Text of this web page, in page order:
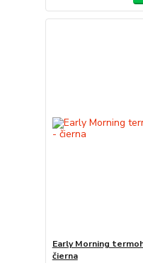
Early Morning
čierna